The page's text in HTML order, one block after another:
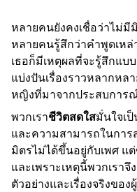
หลายคนยังคงเชื่อว่าไม่
หลายคนรู้สึกว่าคำพูดเหล่
เธอก็มีเหตุผลที่จะรู้สึกแบ
แบ่งปันเรื่องราวหลากหล
หญิงที่มาจากประสบการณ์
พวกเราชีวิตสดใสมั่นใจเ
และความสามารถในกา
มิตรไม่ได้ขึ้นอยู่กับเพศ
และเพราะเหตุนี้พวกเรา
ตัวอย่างและเรื่องจริงขอ